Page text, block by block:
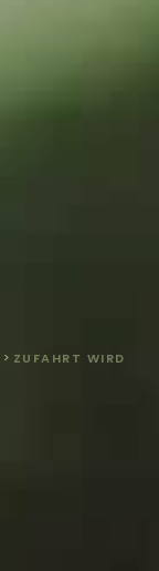
> ZUFAHRT WIRD